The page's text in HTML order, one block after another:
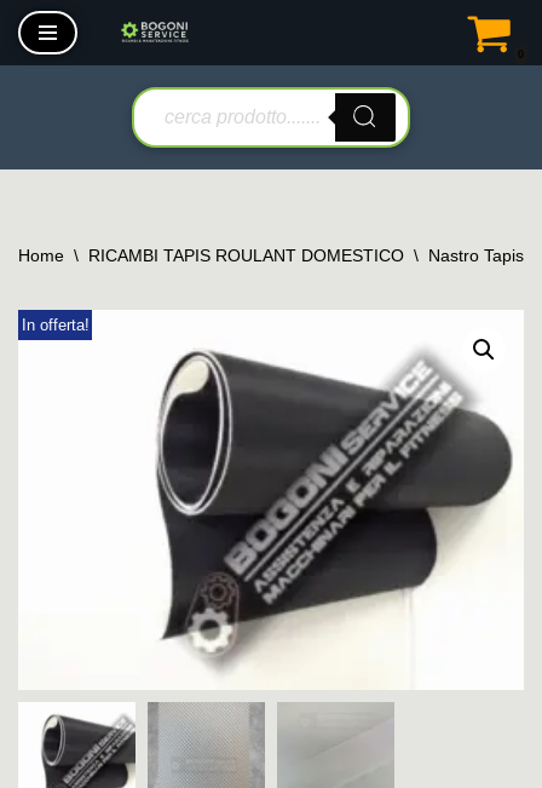
Vai
Home \ RICAMBI TAPIS ROULANT DOMESTICO \ Nastro Tapis
In offerta!